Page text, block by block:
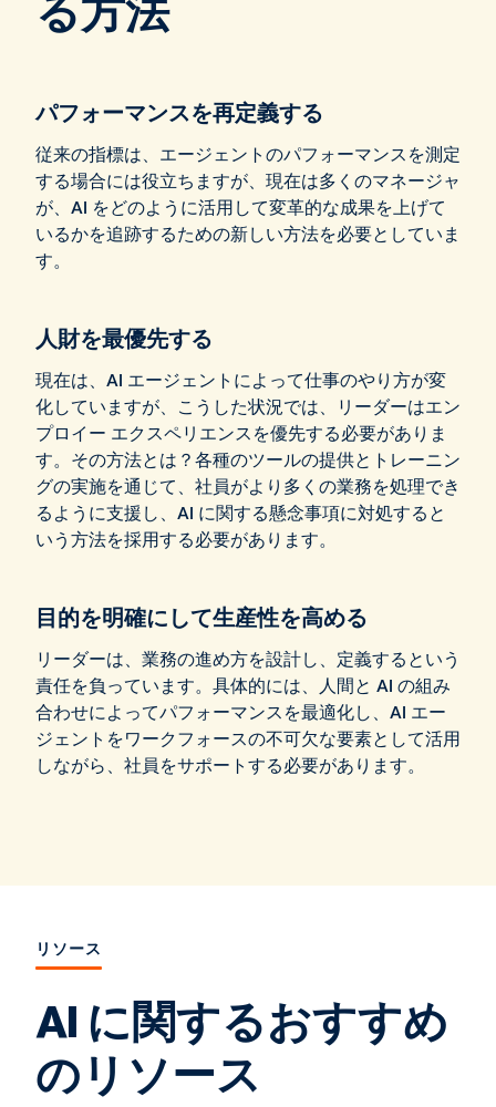
る方法
パフォーマンスを再定義する
従来の指標は、エージェントのパフォーマンスを測定
する場合には役立ちますが、現在は多くのマネージャ
が、AI をどのように活用して変革的な成果を上げて
いるかを追跡するための新しい方法を必要としていま
す。
人財を最優先する
現在は、AI エージェントによって仕事のやり方が変
化していますが、こうした状況では、リーダーはエン
プロイー エクスペリエンスを優先する必要がありま
す。その方法とは？各種のツールの提供とトレーニン
グの実施を通じて、社員がより多くの業務を処理でき
るように支援し、AI に関する懸念事項に対処すると
いう方法を採用する必要があります。
目的を明確にして生産性を高める
リーダーは、業務の進め方を設計し、定義するという
責任を負っています。具体的には、人間と AI の組み
合わせによってパフォーマンスを最適化し、AI エー
ジェントをワークフォースの不可欠な要素として活用
しながら、社員をサポートする必要があります。
リソース
AI に関するおすすめ
のリソース